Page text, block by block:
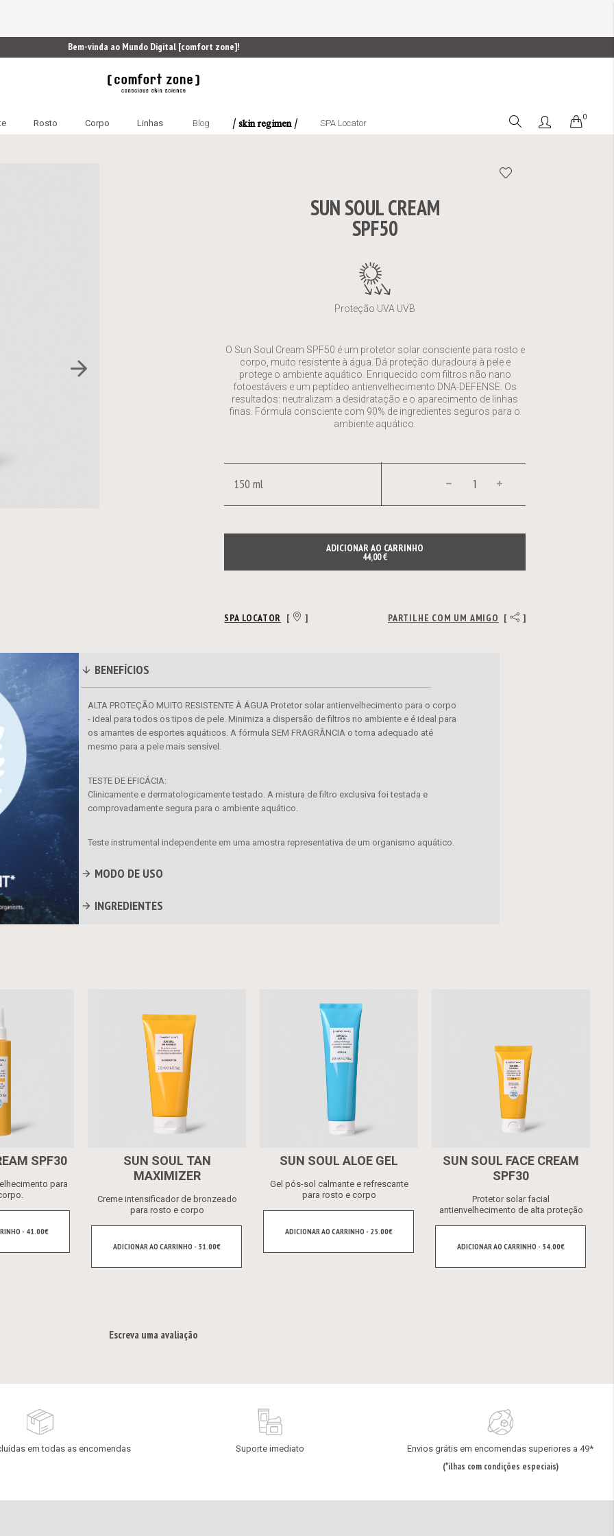
Bem-vinda ao Mundo Digital [comfort zone]!
Rosto Corpo Linhas Blog / skin regimen / SPA Locator Cart
0
SUN SOUL CREAM
SPF50
Proteção UVA UVB
O Sun Soul Cream SPF50 é um protetor solar consciente para rosto e
corpo, muito resistente à água. Dá proteção duradoura à pele e
protege o ambiente aquático. Enriquecido com filtros não nano
fotoestáveis ​​e um peptídeo antienvelhecimento DNA-DEFENSE. Os
resultados: neutralizam a desidratação e o aparecimento de linhas
finas. Fórmula consciente com 90% de ingredientes seguros para o
ambiente aquático.
ADICIONAR AO CARRINHO
44,00 €
150 ml
SPA LOCATOR [ ] PARTILHE COM UM AMIGO [ ]
BENEFÍCIOS
ALTA PROTEÇÃO MUITO RESISTENTE À ÁGUA Protetor solar antienvelhecimento para o corpo
- ideal para todos os tipos de pele. Minimiza a dispersão de filtros no ambiente e é ideal para
os amantes de esportes aquáticos. A fórmula SEM FRAGRÂNCIA o torna adequado até
mesmo para a pele mais sensível.
TESTE DE EFICÁCIA:
Clinicamente e dermatologicamente testado. A mistura de filtro exclusiva foi testada e
comprovadamente segura para o ambiente aquático.
Teste instrumental independente em uma amostra representativa de um organismo aquático.
MODO DE USO
INGREDIENTES
SPF30
para
- 41.00€
SUN SOUL TAN
MAXIMIZER
Creme intensificador de bronzeado
para rosto e corpo
ADICIONAR AO CARRINHO - 31.00€
SUN SOUL ALOE GEL
Gel pós-sol calmante e refrescante
para rosto e corpo
ADICIONAR AO CARRINHO - 25.00€
SUN SOUL FACE CREAM
SPF30
Protetor solar facial
antienvelhecimento de alta proteção
ADICIONAR AO CARRINHO - 34.00€
Escreva uma avaliação
em todas as encomendas Suporte imediato Envios grátis em encomendas superiores a 49*
(*ilhas com condições especiais)